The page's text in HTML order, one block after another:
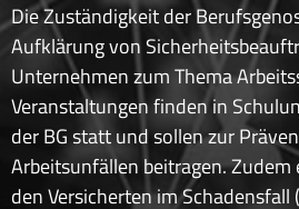
Die Zuständigkeit der
Aufklärung von
Unternehmen zum Thema
Veranstaltungen finden in
der BG statt und sollen zur
Arbeitsunfällen beitragen. Zudem
den Versicherten im